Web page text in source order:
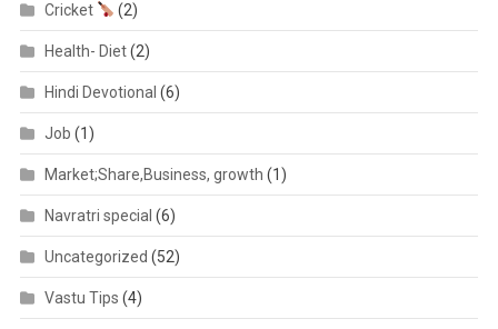
Cricket (2)
Health- Diet(2)
Hindi Devotional (6)
Job (1)
Market;Share,Business, growth (1)
Navratri special (6)
Uncategorized (52)
Vastu Tips (4)